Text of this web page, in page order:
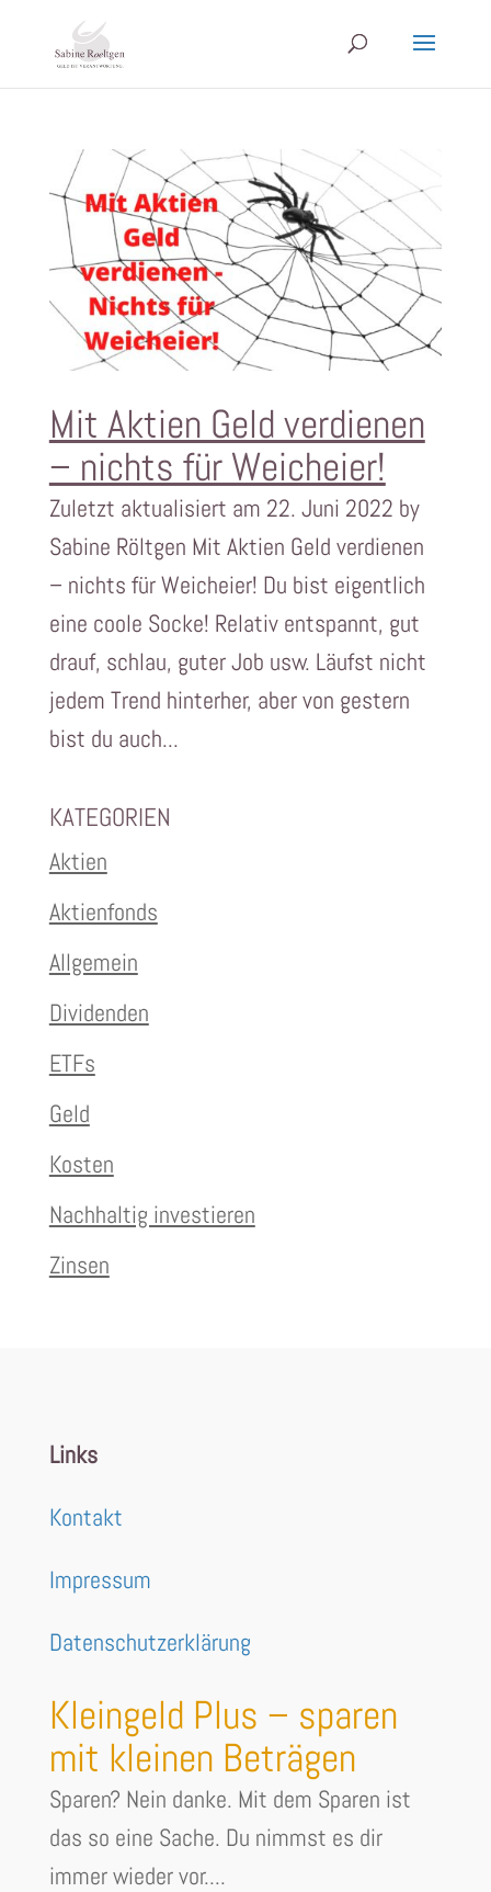
Mit Aktien Geld verdienen
– nichts für Weicheier!
Zuletzt aktualisiert am 22. Juni 2022 by
Sabine Röltgen Mit Aktien Geld verdienen
– nichts für Weicheier! Du bist eigentlich
eine coole Socke! Relativ entspannt, gut
drauf, schlau, guter Job usw. Läufst nicht
jedem Trend hinterher, aber von gestern
bist du auch...
KATEGORIEN
Aktien
Aktienfonds
Allgemein
Dividenden
ETFs
Geld
Kosten
Nachhaltig investieren
Zinsen
Links
Kontakt
Impressum
Datenschutzerklärung
Kleingeld Plus – sparen
mit kleinen Beträgen
Sparen? Nein danke. Mit dem Sparen ist
das so eine Sache. Du nimmst es dir
immer wieder vor....